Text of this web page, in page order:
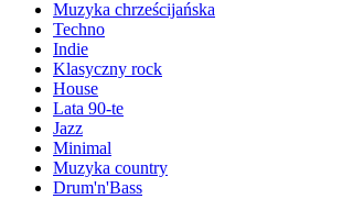
Muzyka chrześcijańska
Techno
Indie
Klasyczny rock
House
Lata 90-te
Jazz
Minimal
Muzyka country
Drum'n'Bass